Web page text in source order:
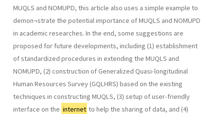
MUQLS and NOMUPD, this article also uses a simple example to
demon¬strate the potential importance of MUQLS and NOMUPD
in academic researches. In the end, some suggestions are
proposed for future developments, including (1) establishment
of standardized procedures in extending the MUQLS and
NOMUPD, (2) construction of Generalized Quasi-longitudinal
Human Resources Survey (GQLHRS) based on the existing
techniques in constructing MUQLS, (3) setup of user-friendly
interface on the internet to help the sharing of data, and (4)